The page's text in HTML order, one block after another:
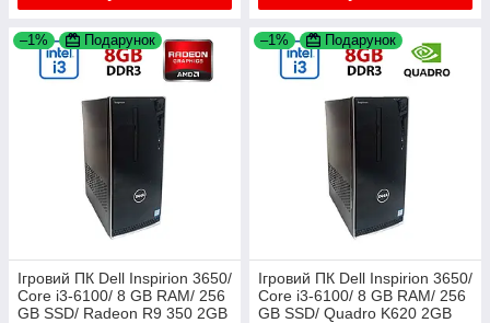
–1% Подарунок
Ігровий ПК Dell Inspirion 3650/
Core i3-6100/ 8 GB RAM/ 256
GB SSD/ Radeon R9 350 2GB
–1% Подарунок
Ігровий ПК Dell Inspirion 3650/
Core i3-6100/ 8 GB RAM/ 256
GB SSD/ Quadro K620 2GB